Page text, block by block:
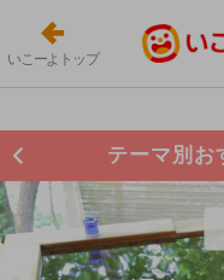
いこーよトップ
テーマ別お